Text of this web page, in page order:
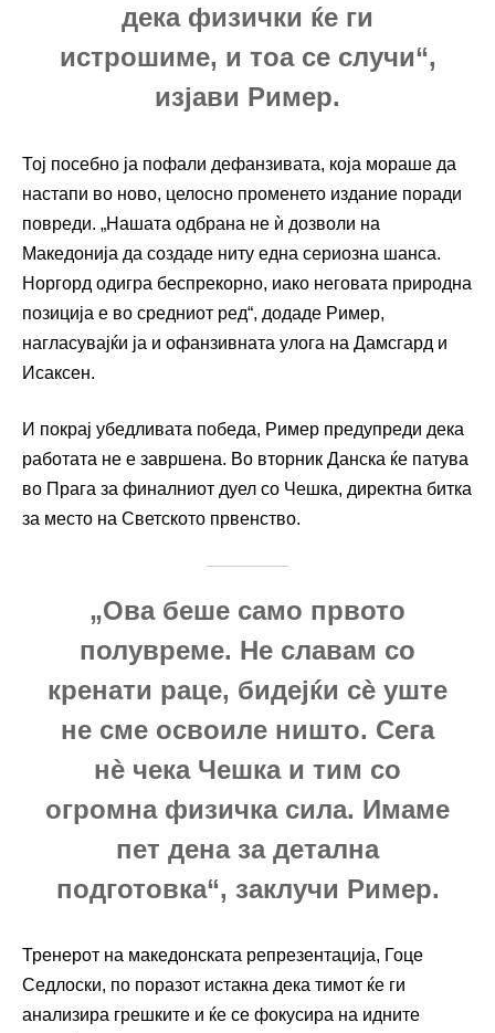
дека физички ќе ги
истрошиме, и тоа се случи“,
изјави Ример.
Тој посебно ја пофали дефанзивата, која мораше да
настапи во ново, целосно променето издание поради
повреди. „Нашата одбрана не ѝ дозволи на
Македонија да создаде ниту една сериозна шанса.
Норгорд одигра беспрекорно, иако неговата природна
позиција е во средниот ред“, додаде Ример,
нагласувајќи ја и офанзивната улога на Дамсгард и
Исаксен.
И покрај убедливата победа, Ример предупреди дека
работата не е завршена. Во вторник Данска ќе патува
во Прага за финалниот дуел со Чешка, директна битка
за место на Светското првенство.
„Ова беше само првото
полувреме. Не славам со
кренати раце, бидејќи сè уште
не сме освоиле ништо. Сега
нè чека Чешка и тим со
огромна физичка сила. Имаме
пет дена за детална
подготовка“, заклучи Ример.
Тренерот на македонската репрезентација, Гоце
Седлоски, по поразот истакна дека тимот ќе ги
анализира грешките и ќе се фокусира на идните